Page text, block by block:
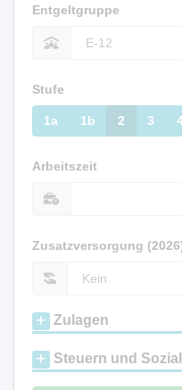
Entgeltgruppe
Stufe
1a 1b 2 3
Arbeitszeit
Zusatzversorgung
Zulagen
Steuern und